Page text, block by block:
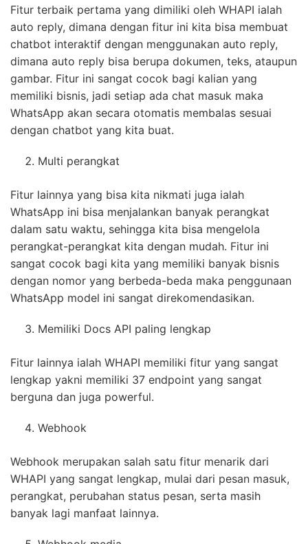
Fitur terbaik pertama yang dimiliki oleh WHAPI ialah
auto reply, dimana dengan fitur ini kita bisa membuat
chatbot interaktif dengan menggunakan auto reply,
dimana auto reply bisa berupa dokumen, teks, ataupun
gambar. Fitur ini sangat cocok bagi kalian yang
memiliki bisnis, jadi setiap ada chat masuk maka
WhatsApp akan secara otomatis membalas sesuai
dengan chatbot yang kita buat.
Multi perangkat
Fitur lainnya yang bisa kita nikmati juga ialah
WhatsApp ini bisa menjalankan banyak perangkat
dalam satu waktu, sehingga kita bisa mengelola
perangkat-perangkat kita dengan mudah. Fitur ini
sangat cocok bagi kita yang memiliki banyak bisnis
dengan nomor yang berbeda-beda maka penggunaan
WhatsApp model ini sangat direkomendasikan.
Memiliki Docs API paling lengkap
Fitur lainnya ialah WHAPI memiliki fitur yang sangat
lengkap yakni memiliki 37 endpoint yang sangat
berguna dan juga powerful.
Webhook
Webhook merupakan salah satu fitur menarik dari
WHAPI yang sangat lengkap, mulai dari pesan masuk,
perangkat, perubahan status pesan, serta masih
banyak lagi manfaat lainnya.